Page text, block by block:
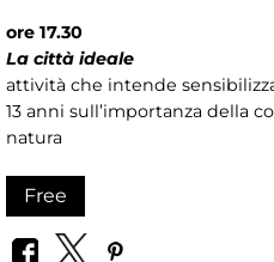
ore 17.30
La città ideale
attività che intende
13 anni sull’importanza della
natura
Free